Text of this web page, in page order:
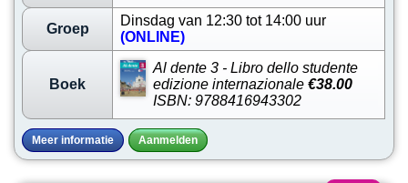
Groep
Dinsdag van 12:30 tot 14:00 uur
(ONLINE)
Boek
Al dente 3 - Libro dello studente
edizione internazionale €38.00
ISBN: 9788416943302
Meer informatie Aanmelden